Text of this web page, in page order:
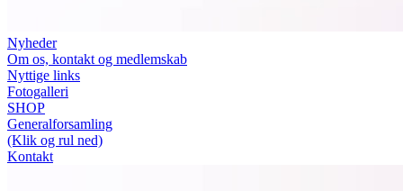
Nyheder
Om os, kontakt og medlemskab
Nyttige links
Fotogalleri
SHOP
Generalforsamling
(Klik og rul ned)
Kontakt